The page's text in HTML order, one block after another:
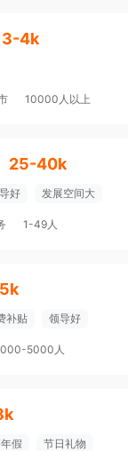
3-4k
10000人以上
25-40k
好 发展空间大
1-49人
补贴 领导好
5000人
假 节日礼物